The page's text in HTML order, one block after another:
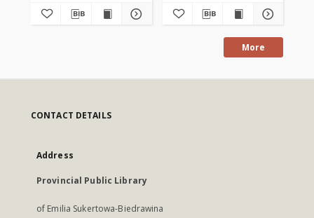
More
CONTACT DETAILS
Address
Provincial Public Library
of Emilia Sukertowa-Biedrawina